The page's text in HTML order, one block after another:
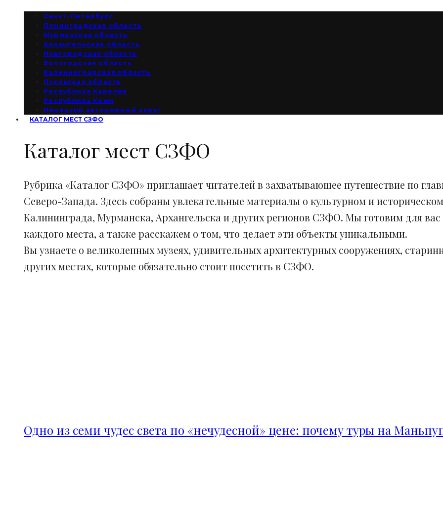
Санкт-Петербург
Ленинградская область
Мурманская область
Архангельская область
Новгородская область
Вологодская область
Калининградская область
Псковская область
Республика Карелия
Республика Коми
Ненецкий автономный округ
КАТАЛОГ МЕСТ СЗФО
Каталог мест СЗФО
Рубрика «Каталог СЗФО» приглашает читателей в захватывающее путешествие по
Северо-Запада. Здесь собраны увлекательные материалы о культурном и
Калининграда, Мурманска, Архангельска и других регионов СЗФО. Мы готовим для
каждого места, а также расскажем о том, что делает эти объекты уникальными.
Вы узнаете о великолепных музеях, удивительных архитектурных сооружениях,
других местах, которые обязательно стоит посетить в СЗФО.
Одно из семи чудес света по «нечудесной» цене: почему туры на